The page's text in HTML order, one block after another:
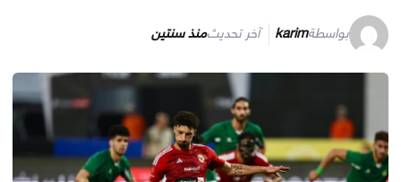
بواسطةkarim آخر تحديثمنذ سنتين